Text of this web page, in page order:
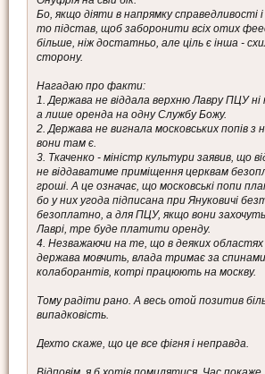
Бо, якщо діяти в напрямку справедливості
то підстав, щоб заборонити всіх отих
більше, ніж достатньо, але ціль є інша -
сторону.
Нагадаю про факти:
1. Держава не віддала верхню Лавру ПЦУ ні
а лише оренда на одну Службу Божу.
2. Держава не вигнала московських попів з
вони там є.
3. Ткаченко - міністр культури заявив, що
не віддаватиме приміщення церквам
гроші. А це означає, що московські попи
бо у них угода підписана при Януковичі
безоплатно, а для ПЦУ, якщо вони
Лаврі, тре буде платити оренду.
4. Незважаючи на те, що в деяких
держава мовчить, влада тримає за спинами
колаборантів, котрі працюють на москву.
Тому радіти рано. А весь отой позитив
випадковість.
Дехто скаже, що це все фігня і неправда.